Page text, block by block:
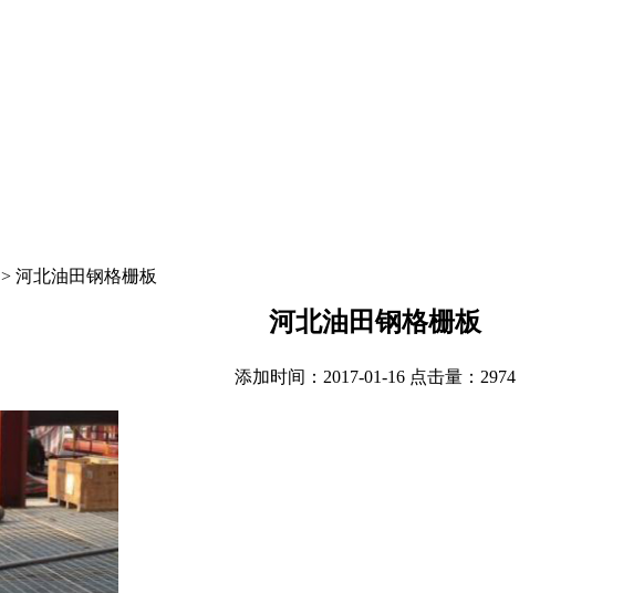
> 河北油田钢格栅板
河北油田钢格栅板
添加时间：2017-01-16 点击量： 2974